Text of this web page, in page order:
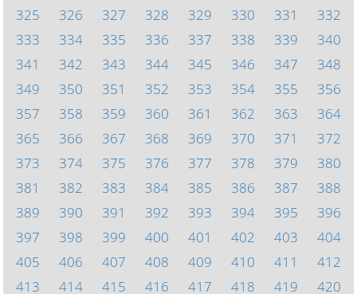
325
326 327 328 329 330 331
332
333
334 335 336 337 338 339
340
341
342 343 344 345 346 347
348
349
350 351 352 353 354 355
356
357
358 359 360 361 362 363
364
365
366 367 368 369 370 371
372
373
374 375 376 377 378 379
380
381
382 383 384 385 386 387
388
389
390 391 392 393 394 395
396
397
398 399 400 401 402 403
404
405
406 407 408 409 410 411
412
413
414 415 416 417 418 419 420